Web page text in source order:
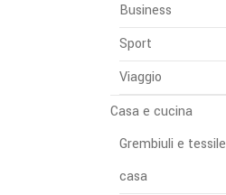
Business
Sport
Viaggio
Casa e cucina
Grembiuli e tessile
casa